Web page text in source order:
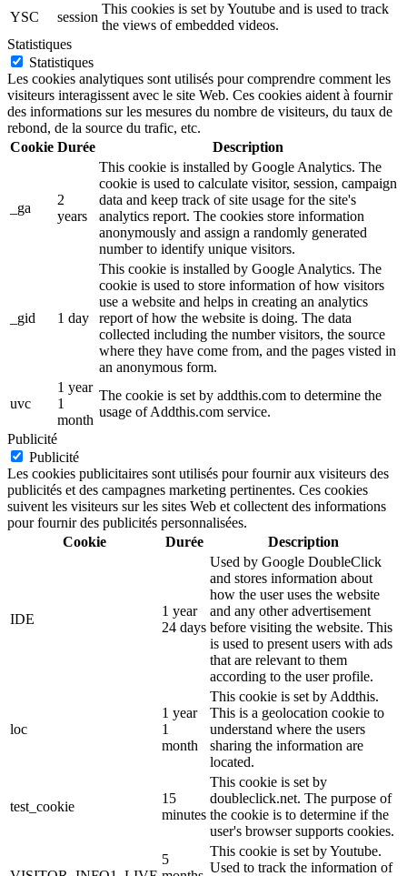
YSC
session
This cookies is set by Youtube and is used to track
the views of embedded videos.
Statistiques
Statistiques
Les cookies analytiques sont utilisés pour comprendre comment les
visiteurs interagissent avec le site Web. Ces cookies aident à fournir
des informations sur les mesures du nombre de visiteurs, du taux de
rebond, de la source du trafic, etc.
Cookie Durée Description
_ga
2
years
This cookie is installed by Google Analytics. The
cookie is used to calculate visitor, session, campaign
data and keep track of site usage for the site's
analytics report. The cookies store information
anonymously and assign a randomly generated
number to identify unique visitors.
_gid 1 day
This cookie is installed by Google Analytics. The
cookie is used to store information of how visitors
use a website and helps in creating an analytics
report of how the website is doing. The data
collected including the number visitors, the source
where they have come from, and the pages visted in
an anonymous form.
uvc
1 year
1
month
The cookie is set by addthis.com to determine the
usage of Addthis.com service.
Publicité
Publicité
Les cookies publicitaires sont utilisés pour fournir aux visiteurs des
publicités et des campagnes marketing pertinentes. Ces cookies
suivent les visiteurs sur les sites Web et collectent des informations
pour fournir des publicités personnalisées.
Cookie
Durée Description
IDE
1 year
24 days
Used by Google DoubleClick
and stores information about
how the user uses the website
and any other advertisement
before visiting the website. This
is used to present users with ads
that are relevant to them
according to the user profile.
loc
1 year
1
month
This cookie is set by Addthis.
This is a geolocation cookie to
understand where the users
sharing the information are
located.
test_cookie
15
minutes
This cookie is set by
doubleclick.net. The purpose of
the cookie is to determine if the
user's browser supports cookies.
5
This cookie is set by Youtube.
Used to track the information of